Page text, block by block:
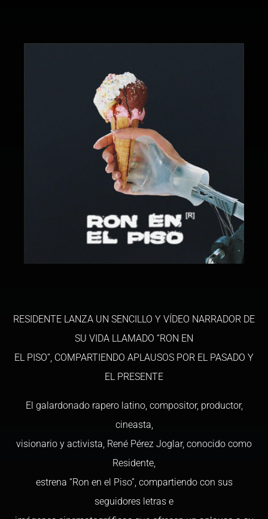
RESIDENTE LANZA UN SENCILLO Y VÍDEO NARRADOR DE
SU VIDA LLAMADO “RON EN
EL PISO”, COMPARTIENDO APLAUSOS POR EL PASADO Y
EL PRESENTE
El galardonado rapero latino, compositor, productor,
cineasta,
visionario y activista, René Pérez Joglar, conocido como
Residente,
estrena “Ron en el Piso”, compartiendo con sus
seguidores letras e